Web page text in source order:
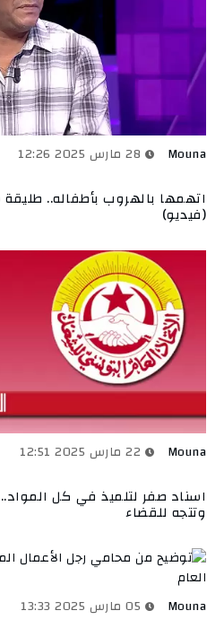
Mouna
اتهمها بالهروب بأطفاله..
(فيديو)
Mouna
اسناد صفر لتلميذ في كل
وتتجه للقضاء
Mouna